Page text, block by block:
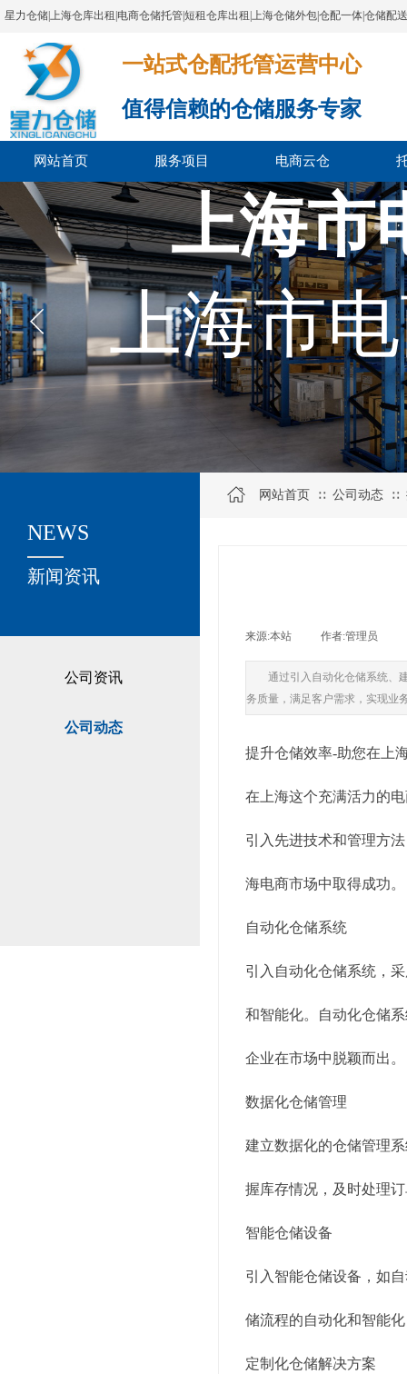
星力仓储|上海仓库出租|电商仓储托管|短租仓库出租|上海仓储外包|仓配一体|仓储配
一站式仓配托管运营中心​​​​​​​​​​​​​​​​​
值得信赖的仓储服务专家
网站首页 服务项目 电商云仓
上海市
上海市
公司资讯
公司动态
关于我们
新闻资讯
NEWS
网站首页 ∷ 公司动态 ∷
来源:本站 作者:管理员
通过引入自动化仓储系统、
务质量，满足客户需求，实现业
提升仓储效率-助您在上
在上海这个充满活力的
引入先进技术和管理方
海电商市场中取得成功。
自动化仓储系统
引入自动化仓储系统，
和智能化。自动化仓储
企业在市场中脱颖而出。
数据化仓储管理
建立数据化的仓储管理
握库存情况，及时处理
智能仓储设备
引入智能仓储设备，如
储流程的自动化和智能
定制化仓储解决方案